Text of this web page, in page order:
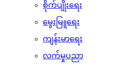
စိုက်ပျိုးရေး
မွေးမြူရေး
ကျန်းမာရေး
လက်မှုပညာ